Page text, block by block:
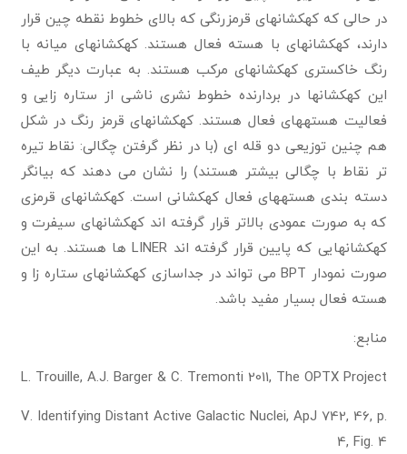
در حالی که کهکشانهای قرمزرنگی که بالای خطوط نقطه چین قرار
دارند، کهکشانهای با هسته فعال هستند. کهکشانهای میانه با
رنگ خاکستری کهکشانهای مرکب هستند. به عبارت دیگر طیف
این کهکشانها در بردارنده خطوط نشری ناشی از ستاره زایی و
فعالیت هستههای فعال هستند. کهکشانهای قرمز رنگ در شکل
هم چنین توزیعی دو قله ای (با در نظر گرفتن چگالی: نقاط تیره
تر نقاط با چگالی بیشتر هستند) را نشان می دهند که بیانگر
دسته بندی هستههای فعال کهکشانی است. کهکشانهای قرمزی
که به صورت عمودی بالاتر قرار گرفته اند کهکشانهای سیفرت و
کهکشانهایی که پایین قرار گرفته اند LINER ها هستند. به این
صورت نمودار BPT می تواند در جداسازی کهکشانهای ستاره زا و
هسته فعال بسیار مفید باشد.
منابع:
L. Trouille, A.J. Barger & C. Tremonti 2011, The OPTX Project
V. Identifying Distant Active Galactic Nuclei, ApJ 742, 46, p.
4, Fig. 4